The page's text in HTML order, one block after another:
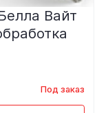
Под заказ